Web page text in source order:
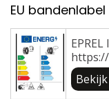
EU bandenlabel